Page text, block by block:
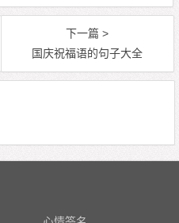
下一篇 >
国庆祝福语的句子大全